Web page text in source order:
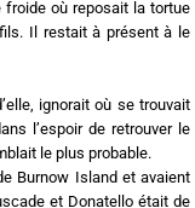
froide où reposait la tortue
Il restait à présent à le
ignorait où se trouvait
l’espoir de retrouver le
le plus probable.
Burnow Island et avaient
et Donatello était de